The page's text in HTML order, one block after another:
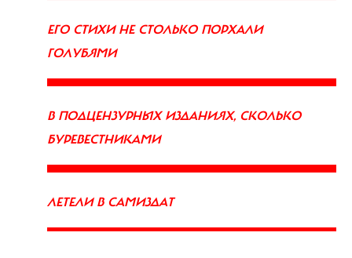
ЕГО СТИХИ НЕ СТОЛЬКО ПОРХАЛИ
ГОЛУБЯМИ
В ПОДЦЕНЗУРНЫХ ИЗДАНИЯХ, СКОЛЬКО
БУРЕВЕСТНИКАМИ
ЛЕТЕЛИ В САМИЗДАТ